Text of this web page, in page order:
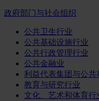
政府部门与社会组织
公共卫生行业
公共基础设施行业
公共行政管理行业
公共金融业
利益代表集团与公共
教育与研究行业
文化、艺术和体育行